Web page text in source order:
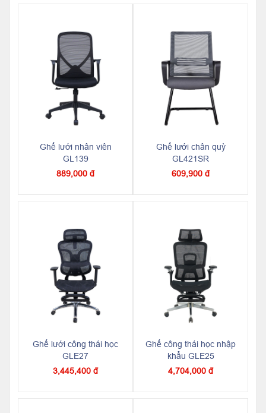
Ghế lưới nhân viên
GL139
889,000 đ
Ghế lưới chân quỳ
GL421SR
609,900 đ
Ghế lưới công thái học
GLE27
3,445,400 đ
Ghế công thái học nhập
khẩu GLE25
4,704,000 đ